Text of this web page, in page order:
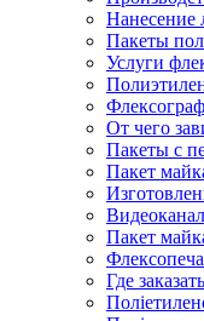
Нанесение
Пакеты
Услуги
От чего
Пакеты с
Пакет
Пакет
Где